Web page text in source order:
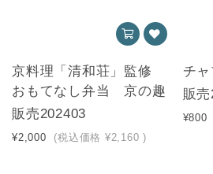
京料理「清和荘」監修
おもてなし弁当 京の趣
販売202403
¥2,000 (税込価格 ¥2,160 )
チ
販
¥800